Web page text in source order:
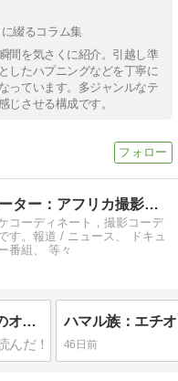
綴るコラム集
間を気さくに紹介。引越し準
したハプニングなどを丁寧に
っています。多ジャンルなテ
じさせる構成です。
アフリカコーディネーター：アフリカ撮影コーディネーター
コーディネート，撮影コーデ
す。報道 / ニュース、 ドキュ
番組、 等々
スリ族又はスルマ族：エチオピアのオモ川渓谷のスリ族：エチオピアの裸族：エチオピアの少数民族：アフリカの部族
46日前